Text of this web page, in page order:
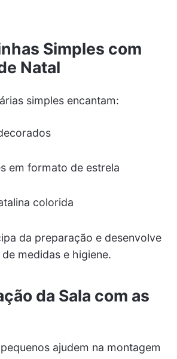
Simples com
Natal
simples encantam:
em formato de estrela
colorida
da preparação e desenvolve
medidas e higiene.
da Sala com as
ajudem na montagem